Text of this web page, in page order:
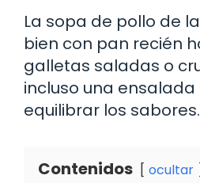
La sopa de pollo de
bien con pan recién
galletas saladas o
incluso una
equilibrar los sabores.
Contenidos ocultar